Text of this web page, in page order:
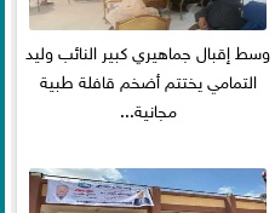
وسط إقبال جماهيري كبير النائب وليد
التمامي يختتم أضخم قافلة طبية
مجانية...